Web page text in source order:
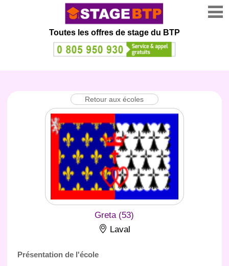
Toutes les offres de stage du BTP
Retour aux écoles
Greta (53)
Laval
Présentation de l'école